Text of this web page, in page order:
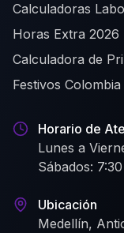
Calculadoras
Horas Extra 2026
Calculadora de
Festivos
Horario de
Lunes a
Sábados:
Ubicación
Medellín,